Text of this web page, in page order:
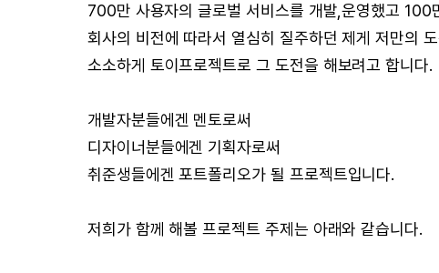
700만 사용자의 글로벌 서비스를 개발,운영했고 100
회사의 비전에 따라서 열심히 질주하던 제게 저만의
소소하게 토이프로젝트로 그 도전을 해보려고 합니다.
개발자분들에겐 멘토로써
디자이너분들에겐 기획자로써
취준생들에겐 포트폴리오가 될 프로젝트입니다.
저희가 함께 해볼 프로젝트 주제는 아래와 같습니다.